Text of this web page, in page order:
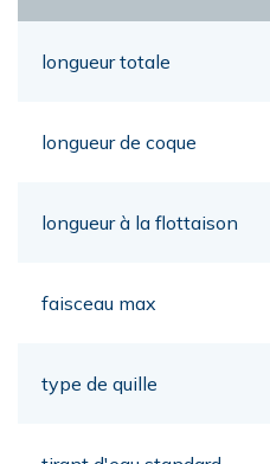
longueur totale
longueur de coque
longueur à la flottaison
faisceau max
type de quille